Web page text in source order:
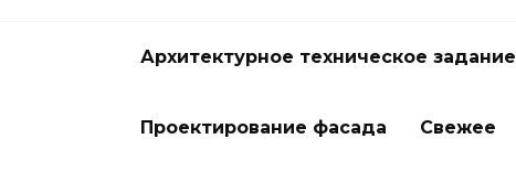
Архитектурное техническое задание
Проектирование фасада Свежее